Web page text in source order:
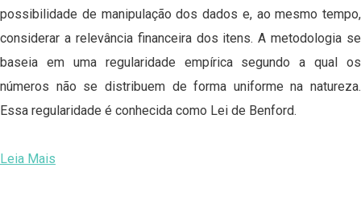
possibilidade de manipulação dos dados e, ao mesmo tempo,
considerar a relevância financeira dos itens. A metodologia se
baseia em uma regularidade empírica segundo a qual os
números não se distribuem de forma uniforme na natureza.
Essa regularidade é conhecida como Lei de Benford.
Leia Mais